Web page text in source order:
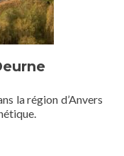
la région d’Anvers